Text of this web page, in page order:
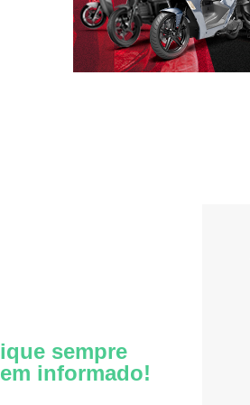
sempre
informado!